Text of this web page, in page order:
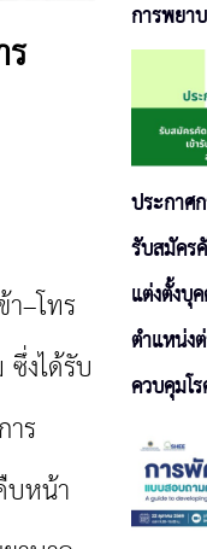
–โทร
งได้รับ
ร
บหน้า
การพยา
ประกาศ
รับสมัคร
แต่งตั้งบุ
ตำแหน่ง
ควบคุมโ